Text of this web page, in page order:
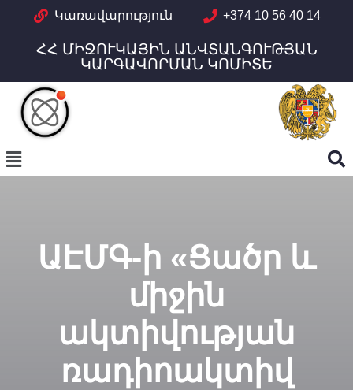
Կառավարություն +374 10 56 40 14
ՀՀ ՄԻՋՈՒԿԱՅԻՆ ԱՆՎՏԱՆԳՈՒԹՅԱՆ
ԿԱՐԳԱՎՈՐՄԱՆ ԿՈՄԻՏԵ
ԱԷՄԳ-ի «Ցածր և
միջին
ակտիվության
ռադիոակտիվ